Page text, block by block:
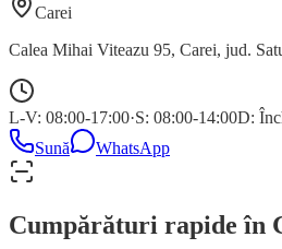
Carei
Calea Mihai Viteazu 95, Carei, jud.
L-V: 08:00-17:00·S: 08:00-14:00D:
Sună
WhatsApp
Cumpărături rapide în